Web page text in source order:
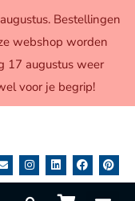
Bestellingen
webshop worden
17 augustus weer
voor je begrip!